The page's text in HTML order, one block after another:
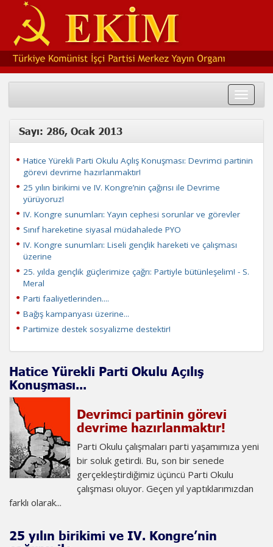
Toggle
Sayı: 286, Ocak 2013
Hatice Yürekli Parti Okulu Açılış Konuşması: Devrimci partinin
görevi devrime hazırlanmaktır!
25 yılın birikimi ve IV. Kongre’nin çağırısı ile Devrime
yürüyoruz!
IV. Kongre sunumları: Yayın cephesi sorunlar ve görevler
Sınıf hareketine siyasal müdahalede PYO
IV. Kongre sunumları: Liseli gençlik hareketi ve çalışması
üzerine
25. yılda gençlik güçlerimize çağrı: Partiyle bütünleşelim! - S.
Meral
Parti faaliyetlerinden....
Bağış kampanyası üzerine...
Partimize destek sosyalizme destektir!
Hatice Yürekli Parti Okulu Açılış
Konuşması...
Devrimci partinin görevi
devrime hazırlanmaktır!
Parti Okulu çalışmaları parti yaşamımıza yeni
bir soluk getirdi. Bu, son bir senede
gerçekleştirdiğimiz üçüncü Parti Okulu
çalışması oluyor. Geçen yıl yaptıklarımızdan
farklı olarak...
25 yılın birikimi ve IV. Kongre’nin